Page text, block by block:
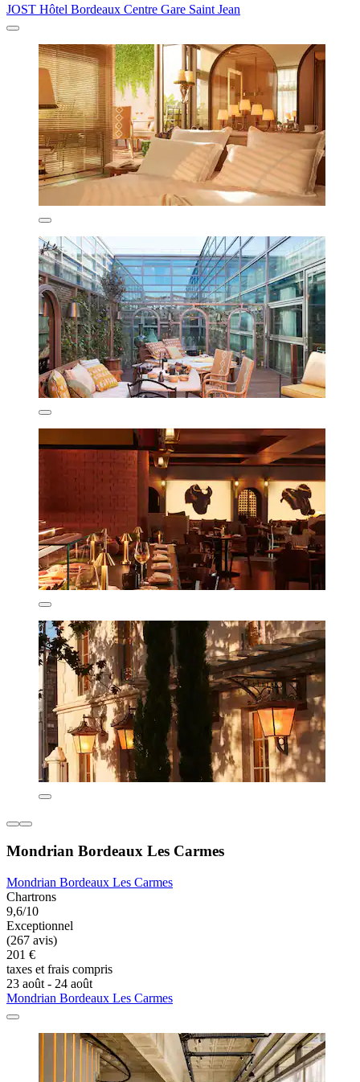
JOST Hôtel Bordeaux Centre Gare Saint Jean
Mondrian Bordeaux Les Carmes
Mondrian Bordeaux Les Carmes
Chartrons
9,6/10
Exceptionnel
(267 avis)
201 €
taxes et frais compris
23 août - 24 août
Mondrian Bordeaux Les Carmes